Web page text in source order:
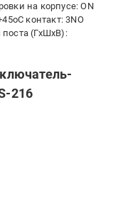
на корпусе: ON
контакт: 3NO
(ГхШхВ):
216